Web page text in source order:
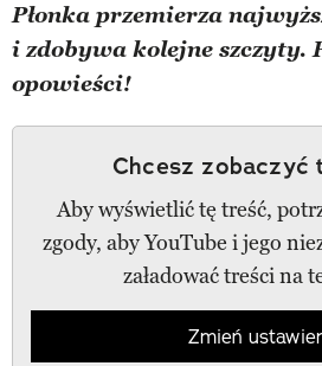
Płonka przemierza
i zdobywa kolejne szczyty.
opowieści!
Chcesz zobaczyć
Aby wyświetlić tę treść,
zgody, aby YouTube i jego
załadować treści na
Zmień